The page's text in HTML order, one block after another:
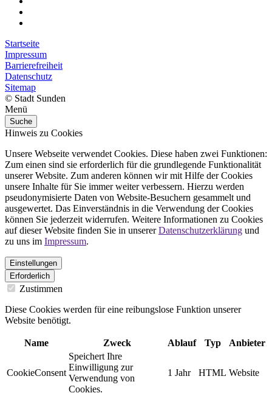
Startseite
Impressum
Barrierefreiheit
Datenschutz
Sitemap
© Stadt Sunden
Menü
Suche
Hinweis zu Cookies
Unsere Webseite verwendet Cookies. Diese haben zwei Funktionen:
Zum einen sind sie erforderlich für die grundlegende Funktionalität
unserer Website. Zum anderen können wir mit Hilfe der Cookies
unsere Inhalte für Sie immer weiter verbessern. Hierzu werden
pseudonymisierte Daten von Website-Besuchern gesammelt und
ausgewertet. Das Einverständnis in die Verwendung der Cookies
können Sie jederzeit widerrufen. Weitere Informationen zu Cookies
auf dieser Website finden Sie in unsererDatenschutzerklärung und
zu uns im Impressum.
Einstellungen
Erforderlich
Zustimmen
Diese Cookies werden für eine reibungslose Funktion unserer
Website benötigt.
Name Zweck Ablauf Typ Anbieter
CookieConsent
Speichert Ihre
Einwilligung zur
Verwendung von
Cookies.
1 Jahr HTML Website